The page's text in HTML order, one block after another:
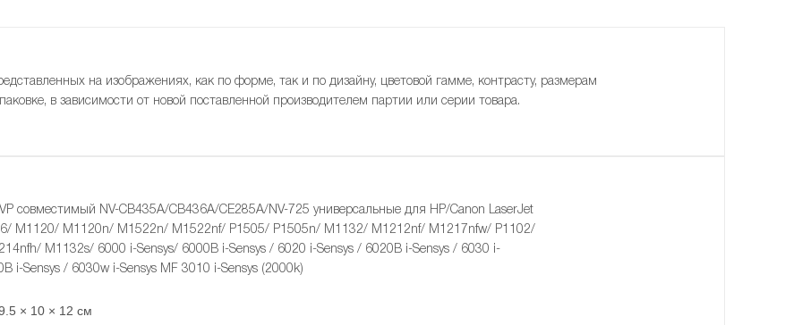
на изображениях, как по форме, так и по дизайну, цветовой гамме, контрасту, размерам
в зависимости от новой поставленной производителем партии или серии товара.
совместимый NV-CB435A/CB436A/CE285A/NV-725 универсальные для HP/Canon LaserJet
M1120/ M1120n/ M1522n/ M1522nf/ P1505/ P1505n/ M1132/ M1212nf/ M1217nfw/ P1102/
M1132s/ 6000 i-Sensys/ 6000B i-Sensys / 6020 i-Sensys / 6020B i-Sensys / 6030 i-
i-Sensys / 6030w i-Sensys MF 3010 i-Sensys (2000k)
× 10 × 12 см